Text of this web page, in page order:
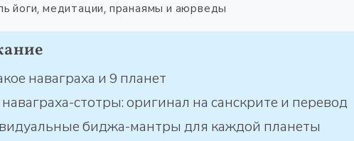
йоги, медитации, пранаямы и аюрведы
наваграха и 9 планет
наваграха-стотры: оригинал на санскрите и перевод
биджа-мантры для каждой планеты